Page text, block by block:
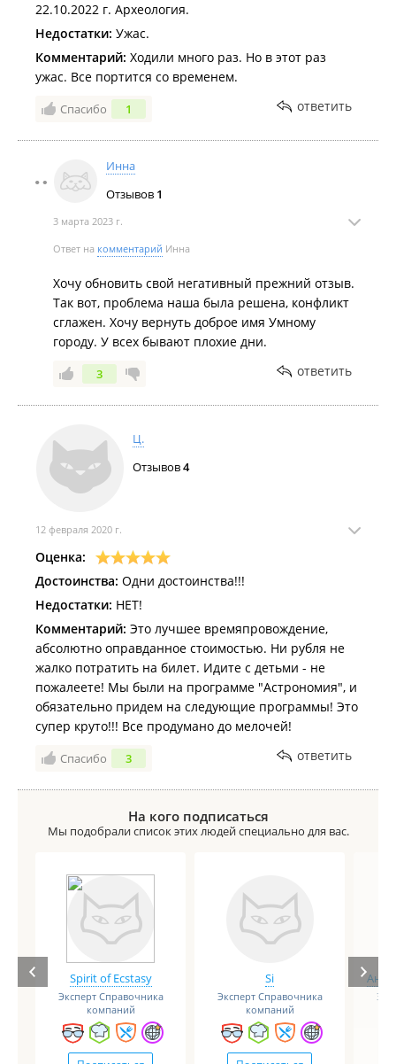
22.10.2022 г. Археология.
Недостатки: Ужас.
Комментарий: Ходили много раз. Но в этот раз
ужас. Все портится со временем.
Спасибо 1 ответить
Инна
Отзывов 1
3 марта 2023 г.
Ответ на комментарий Инна
Хочу обновить свой негативный прежний отзыв.
Так вот, проблема наша была решена, конфликт
сглажен. Хочу вернуть доброе имя Умному
городу. У всех бывают плохие дни.
3 ответить
Ц.
Отзывов4
12 февраля 2020 г.
Оценка:
Достоинства: Одни достоинства!!!
Недостатки: НЕТ!
Комментарий: Это лучшее времяпровождение,
абсолютно оправданное стоимостью. Ни рубля не
жалко потратить на билет. Идите с детьми - не
пожалеете! Мы были на программе "Астрономия", и
обязательно придем на следующие программы! Это
супер круто!!! Все продумано до мелочей!
Спасибо 3 ответить
На кого подписаться
Мы подобрали список этих людей специально для вас.
Spirit of Ecstasy
Эксперт Справочника
компаний
Si
Эксперт Справочника
компаний